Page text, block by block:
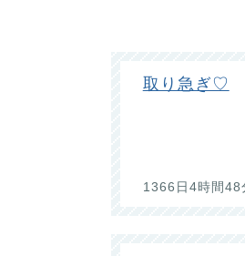
取り急ぎ♡
1366日4時間48